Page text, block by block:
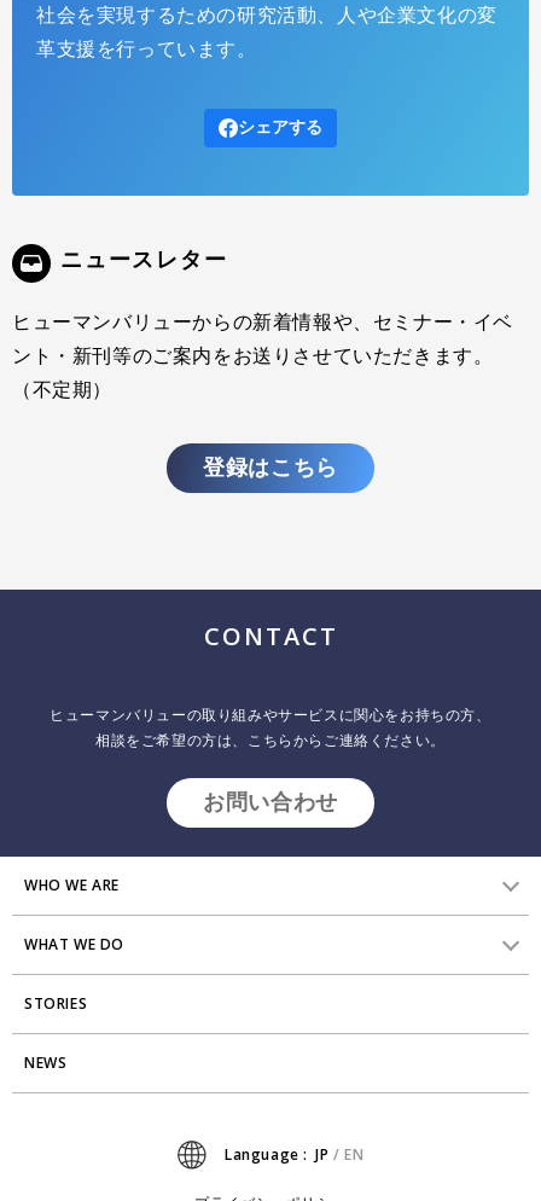
社会を実現するための研究活動、人や企業文化の変
革支援を行っています。
シェアする
ニュースレター
ヒューマンバリューからの新着情報や、セミナー・イベ
ント・新刊等のご案内をお送りさせていただきます。
（不定期）
登録はこちら
CONTACT
ヒューマンバリューの取り組みやサービスに関心をお持ちの方、
相談をご希望の方は、こちらからご連絡ください。
お問い合わせ
WHO WE ARE
HVからのメッセージ
研究員紹介
アクセス
WHAT WE DO
組織変革
エンゲージメント向上支援
STORIES
Stories
NEWS
Language : JP /EN